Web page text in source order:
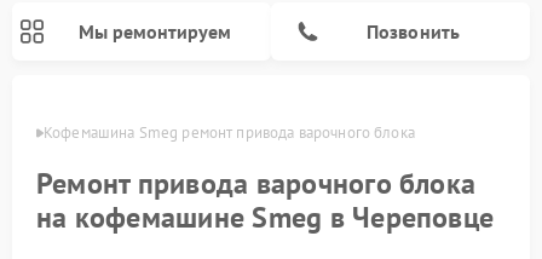
Мы ремонтируем Позвонить
Кофемашина Smeg ремонт привода варочного блока
Ремонт привода варочного блока
на кофемашине Smeg в Череповце